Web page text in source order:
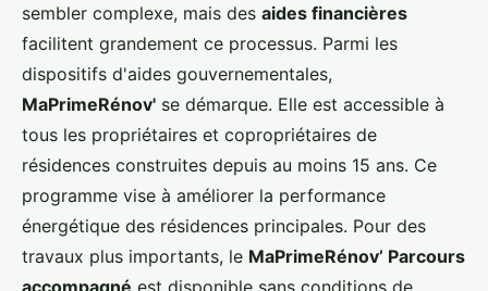
sembler complexe, mais des aides financières
facilitent grandement ce processus. Parmi les
dispositifs d'aides gouvernementales,
MaPrimeRénov' se démarque. Elle est accessible à
tous les propriétaires et copropriétaires de
résidences construites depuis au moins 15 ans. Ce
programme vise à améliorer la performance
énergétique des résidences principales. Pour des
travaux plus importants, le MaPrimeRénov’ Parcours
accompagné est disponible sans conditions de